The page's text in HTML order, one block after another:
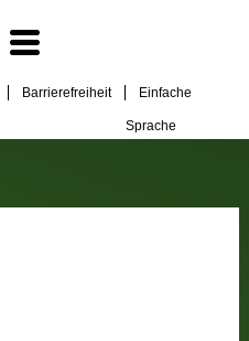
Barrierefreiheit Einfache
Sprache